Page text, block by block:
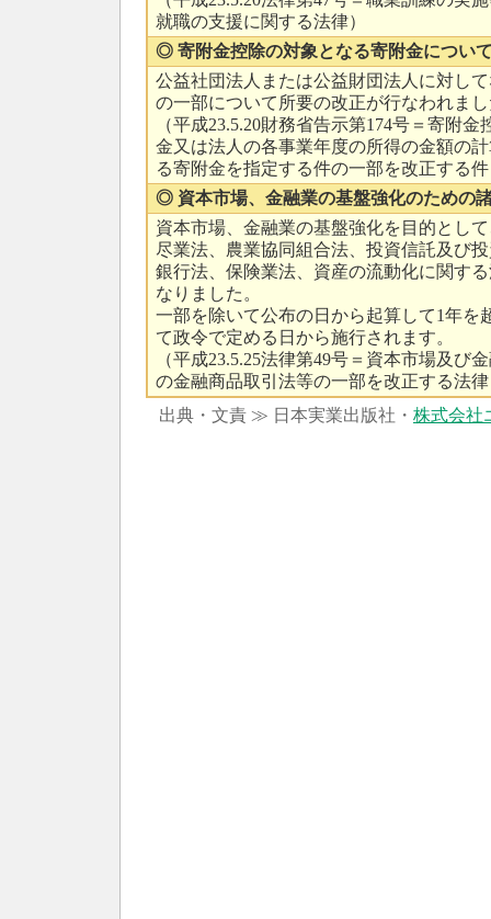
就職の支援に関する法律）
◎ 寄附金控除の対象となる寄附金につい
公益社団法人または公益財団法人に対し
の一部について所要の改正が行なわれま
（平成23.5.20財務省告示第174号＝寄附
金又は法人の各事業年度の所得の金額の
る寄附金を指定する件の一部を改正する
◎ 資本市場、金融業の基盤強化のための
資本市場、金融業の基盤強化を目的とし
尽業法、農業協同組合法、投資信託及び
銀行法、保険業法、資産の流動化に関す
なりました。
一部を除いて公布の日から起算して1年を
て政令で定める日から施行されます。
（平成23.5.25法律第49号＝資本市場及び
の金融商品取引法等の一部を改正する法
出典・文責 ≫ 日本実業出版社・ 株式会社